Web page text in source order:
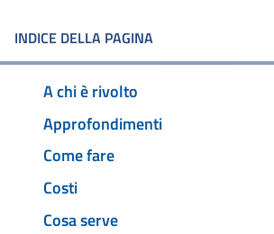
INDICE DELLA PAGINA
A chi è rivolto
Approfondimenti
Come fare
Costi
Cosa serve